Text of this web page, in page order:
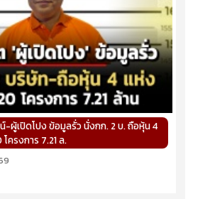
-ผู้เปิดโปง ข้อมูลรั่ว นั่งกก. 2 บ. ถือหุ้น 4
ครงการ 7.21 ล.